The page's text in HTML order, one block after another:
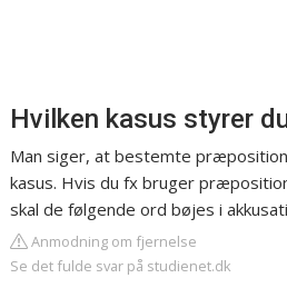
Hvilken kasus styrer
Man siger, at bestemte
kasus. Hvis du fx bruger
skal de følgende ord bøjes i
Anmodning om fjernelse
Se det fulde svar på studienet.dk